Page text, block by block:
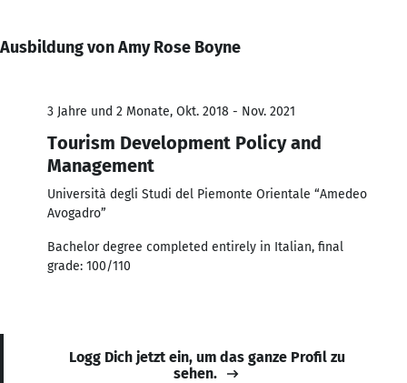
Ausbildung von Amy Rose Boyne
3 Jahre und 2 Monate, Okt. 2018 - Nov. 2021
Tourism Development Policy and
Management
Università degli Studi del Piemonte Orientale “Amedeo
Avogadro”
Bachelor degree completed entirely in Italian, final
grade: 100/110
Logg Dich jetzt ein, um das ganze Profil zu
sehen.